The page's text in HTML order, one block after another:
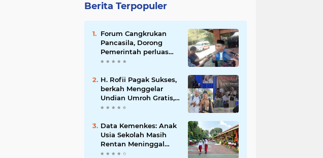
Berita Terpopuler
Forum Cangkrukan
Pancasila, Dorong
Pemerintah perluas
intensif Perpajakan
UMKM.
H. Rofii Pagak Sukses,
berkah Menggelar
Undian Umroh Gratis,
Wujud Kepedulian
Data Kemenkes: Anak
Usia Sekolah Masih
Rentan Meninggal
Akibat DBD